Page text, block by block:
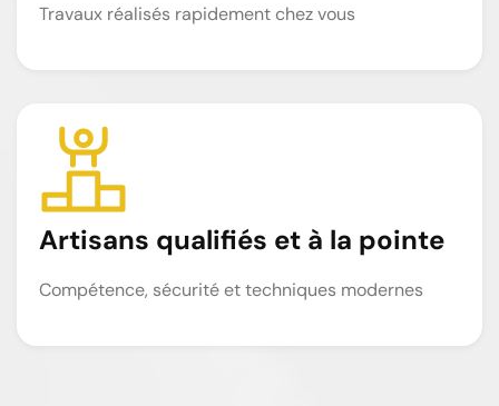
Travaux réalisés rapidement chez vous
Artisans qualifiés et à la pointe
Compétence, sécurité et techniques modernes